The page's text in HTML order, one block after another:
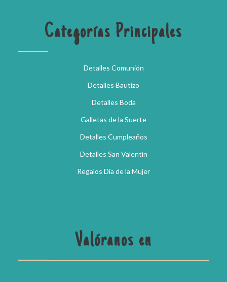
Categorías Principales
Detalles Comunión
Detalles Bautizo
Detalles Boda
Galletas de la Suerte
Detalles Cumpleaños
Detalles San Valentín
Regalos Día de la Mujer
Valóranos en